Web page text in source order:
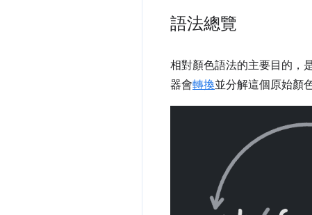
語法總覽
相對顏色語法的主要目的，
器會轉換並分解這個原始顏